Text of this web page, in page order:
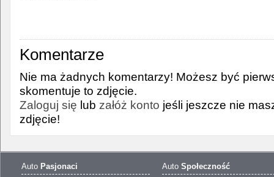
Komentarze
Nie ma żadnych komentarzy! Możesz być
skomentuje to zdjęcie.
Zaloguj się lub załóż konto jeśli jeszcze nie
zdjęcie!
Auto Pasjonaci Auto Społeczność